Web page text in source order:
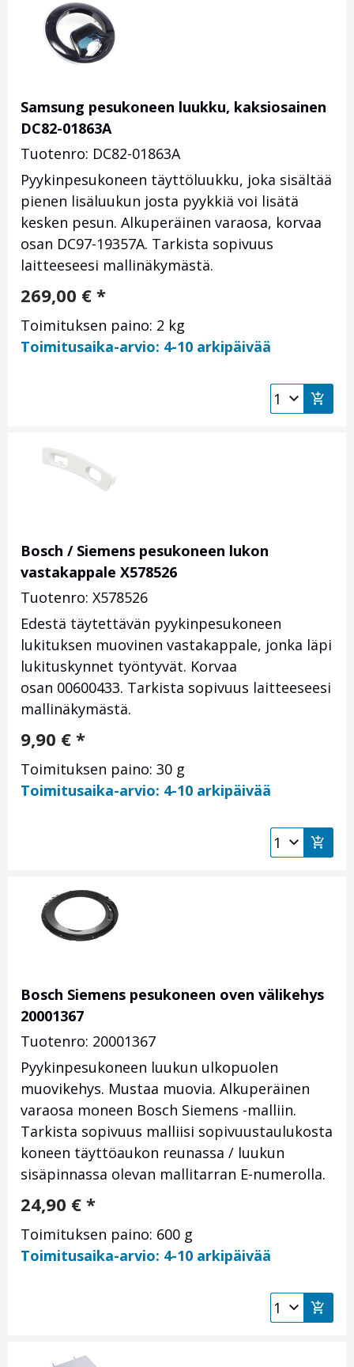
Samsung pesukoneen luukku, kaksiosainen
DC82-01863A
Tuotenro: DC82-01863A
Pyykinpesukoneen täyttöluukku, joka sisältää
pienen lisäluukun josta pyykkiä voi lisätä
kesken pesun. Alkuperäinen varaosa, korvaa
osan DC97-19357A. Tarkista sopivuus
laitteeseesi mallinäkymästä.
269,00 € *
Toimituksen paino: 2 kg
Toimitusaika-arvio: 4-10 arkipäivää
Bosch / Siemens pesukoneen lukon
vastakappale X578526
Tuotenro: X578526
Edestä täytettävän pyykinpesukoneen
lukituksen muovinen vastakappale, jonka läpi
lukituskynnet työntyvät. Korvaa
osan 00600433. Tarkista sopivuus laitteeseesi
mallinäkymästä.
9,90 € *
Toimituksen paino: 30 g
Toimitusaika-arvio: 4-10 arkipäivää
Bosch Siemens pesukoneen oven välikehys
20001367
Tuotenro: 20001367
Pyykinpesukoneen luukun ulkopuolen
muovikehys. Mustaa muovia. Alkuperäinen
varaosa moneen Bosch Siemens -malliin.
Tarkista sopivuus malliisi sopivuustaulukosta
koneen täyttöaukon reunassa / luukun
sisäpinnassa olevan mallitarran E-numerolla.
24,90 € *
Toimituksen paino: 600 g
Toimitusaika-arvio: 4-10 arkipäivää